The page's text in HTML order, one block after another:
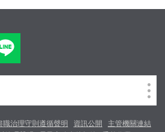
職治理守則遵循聲明 資訊公開
主管機關連結